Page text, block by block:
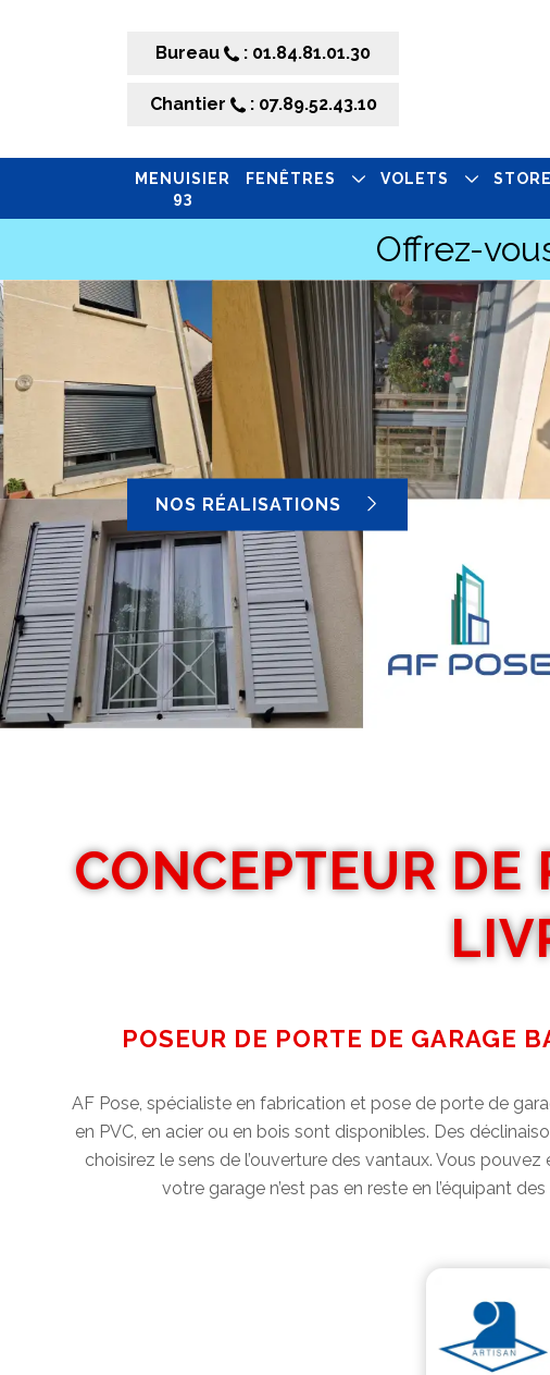
Bureau : 01.84.81.01.30
Chantier : 07.89.52.43.10
MENUISIER
93
FENÊTRES VOLETS
Offrez-
NOS RÉALISATIONS
CONCEPTEUR DE
POSEUR DE PORTE DE GARAGE
AF Pose, spécialiste en fabrication et pose de porte de
en PVC, en acier ou en bois sont disponibles. Des
choisirez le sens de l’ouverture des vantaux. Vous
votre garage n’est pas en reste en l’équipant